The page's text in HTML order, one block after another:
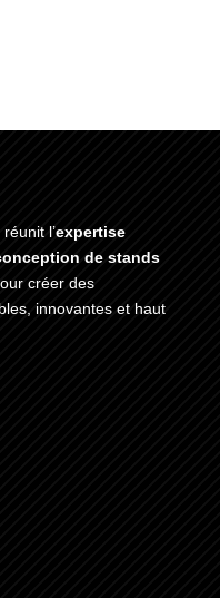
réunit l’expertise
de stands
créer des
innovantes et haut